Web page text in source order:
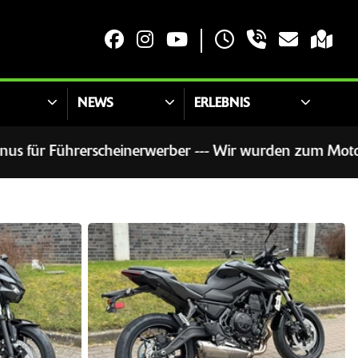
NEWS ERLEBNIS
Wir wurden zum Motorradhändler des Jahres